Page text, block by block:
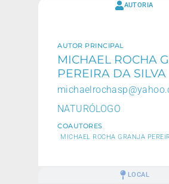
AUTORIA
LOCAL
AUTOR PRINCIPAL
MICHAEL ROCHA
PEREIRA DA SILVA
NATURÓLOGO
COAUTORES
MICHAEL ROCHA GRANJA